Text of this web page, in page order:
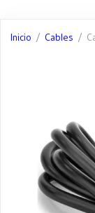
Inicio / Cables /